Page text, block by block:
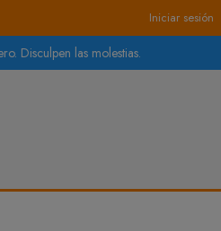
Iniciar sesión
Disculpen las molestias.